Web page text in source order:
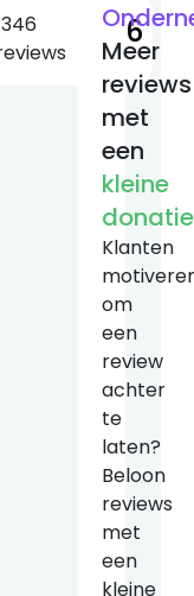
9.6
Meer
reviews
met
een
kleine
donatie
Klanten
om
een
review
achter
te
laten?
Beloon
reviews
met
een
kleine